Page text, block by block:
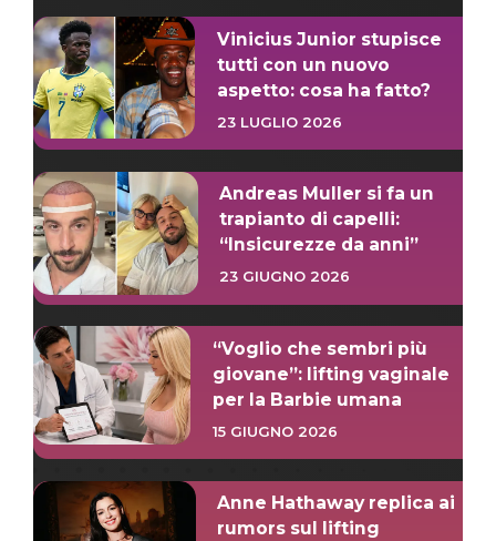
Vinicius Junior stupisce
tutti con un nuovo
aspetto: cosa ha fatto?
23 LUGLIO 2026
Andreas Muller si fa un
trapianto di capelli:
“Insicurezze da anni”
23 GIUGNO 2026
“Voglio che sembri più
giovane”: lifting vaginale
per la Barbie umana
15 GIUGNO 2026
Anne Hathaway replica ai
rumors sul lifting